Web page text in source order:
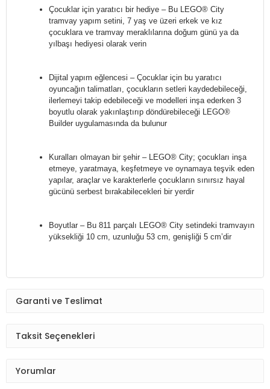
Çocuklar için yaratıcı bir hediye – Bu LEGO® City
tramvay yapım setini, 7 yaş ve üzeri erkek ve kız
çocuklara ve tramvay meraklılarına doğum günü ya da
yılbaşı hediyesi olarak verin
Dijital yapım eğlencesi – Çocuklar için bu yaratıcı
oyuncağın talimatları, çocukların setleri kaydedebileceği,
ilerlemeyi takip edebileceği ve modelleri inşa ederken 3
boyutlu olarak yakınlaştırıp döndürebileceği LEGO®
Builder uygulamasında da bulunur
Kuralları olmayan bir şehir – LEGO® City; çocukları inşa
etmeye, yaratmaya, keşfetmeye ve oynamaya teşvik eden
yapılar, araçlar ve karakterlerle çocukların sınırsız hayal
gücünü serbest bırakabilecekleri bir yerdir
Boyutlar – Bu 811 parçalı LEGO® City setindeki tramvayın
yüksekliği 10 cm, uzunluğu 53 cm, genişliği 5 cm’dir
Garanti ve Teslimat
Taksit Seçenekleri
Yorumlar